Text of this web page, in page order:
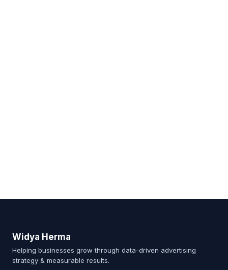
Widya Herma
Helping businesses grow through data-driven advertising
strategy & measurable results.